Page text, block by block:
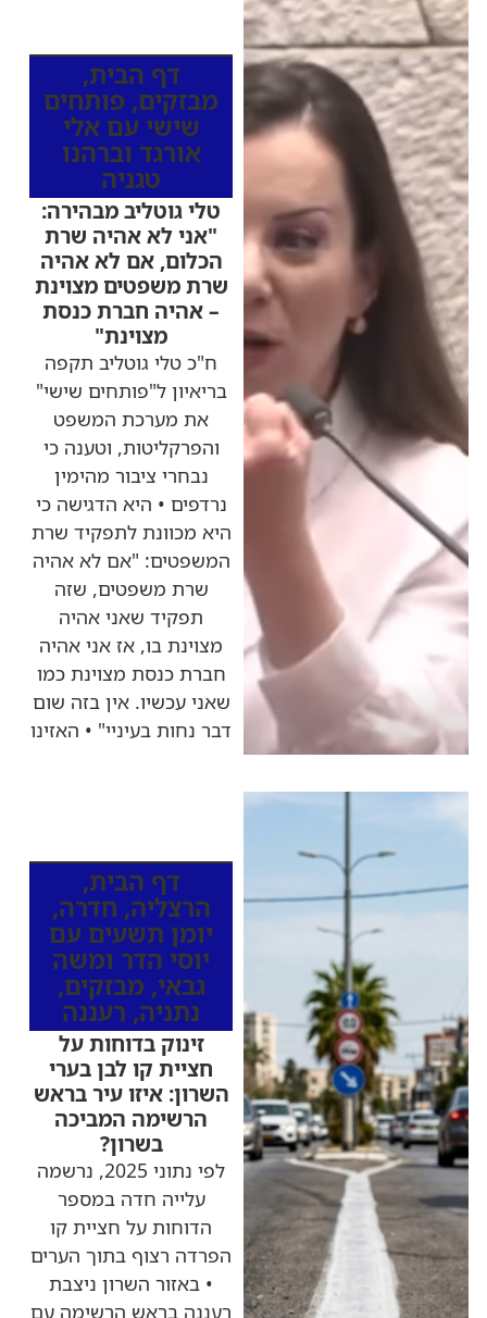
דף הבית,
מבזקים, פותחים
שישי עם אלי
אורגד וברהנו
טגניה
טלי גוטליב מבהירה:
"אני לא אהיה שרת
הכלום, אם לא אהיה
שרת משפטים מצוינת
– אהיה חברת כנסת
מצוינת"
ח"כ טלי גוטליב תקפה
בריאיון ל"פותחים שישי"
את מערכת המשפט
והפרקליטות, וטענה כי
נבחרי ציבור מהימין
נרדפים • היא הדגישה כי
היא מכוונת לתפקיד שרת
המשפטים: "אם לא אהיה
שרת משפטים, שזה
תפקיד שאני אהיה
מצוינת בו, אז אני אהיה
חברת כנסת מצוינת כמו
שאני עכשיו. אין בזה שום
דבר נחות בעיניי" • האזינו
דף הבית,
הרצליה, חדרה,
יומן תשעים עם
יוסי הדר ומשה
גבאי, מבזקים,
נתניה, רעננה
זינוק בדוחות על
חציית קו לבן בערי
השרון: איזו עיר בראש
הרשימה המביכה
בשרון?
לפי נתוני 2025, נרשמה
עלייה חדה במספר
הדוחות על חציית קו
הפרדה רצוף בתוך הערים
• באזור השרון ניצבת
רעננה בראש הרשימה עם